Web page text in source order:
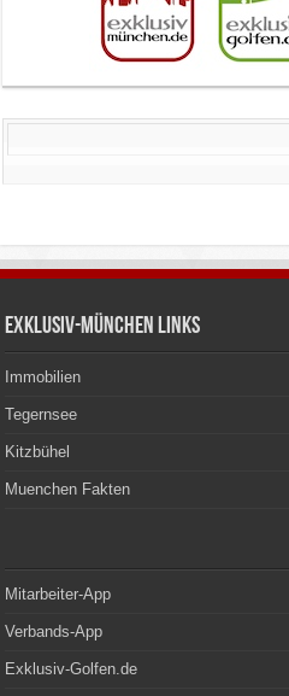
Exklusiv-München Links
Immobilien
Tegernsee
Kitzbühel
Muenchen Fakten
Mitarbeiter-App
Verbands-App
Exklusiv-Golfen.de